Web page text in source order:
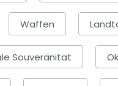
Waffen
Souveränität